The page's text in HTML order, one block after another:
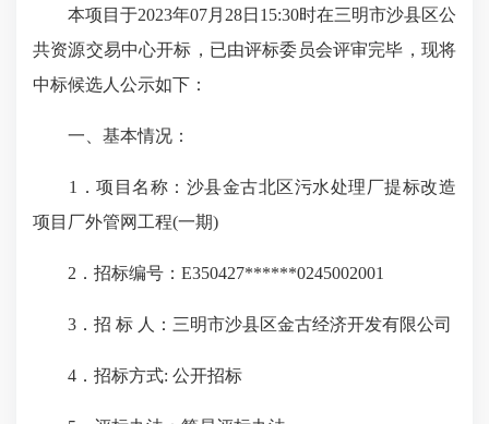
本项目于2023年07月28日15:30时在三明市沙县区公
共资源交易中心开标，已由评标委员会评审完毕，现将
中标候选人公示如下：
一、基本情况：
1．项目名称：沙县金古北区污水处理厂提标改造
项目厂外管网工程(一期)
2．招标编号：E350427******0245002001
3．招 标 人：三明市沙县区金古经济开发有限公司
4．招标方式: 公开招标